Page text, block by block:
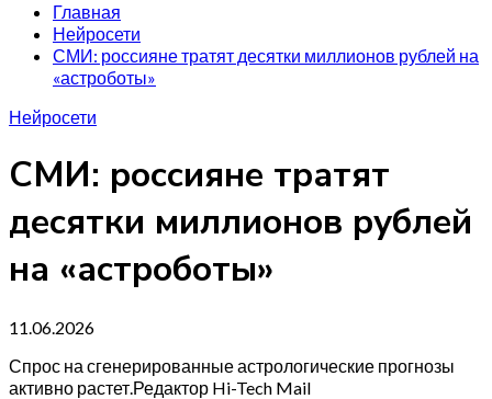
Главная
Нейросети
СМИ: россияне тратят десятки миллионов рублей на
«астроботы»
Нейросети
СМИ: россияне тратят
десятки миллионов рублей
на «астроботы»
11.06.2026
Спрос на сгенерированные астрологические прогнозы
активно растет.Редактор Hi-Tech Mail